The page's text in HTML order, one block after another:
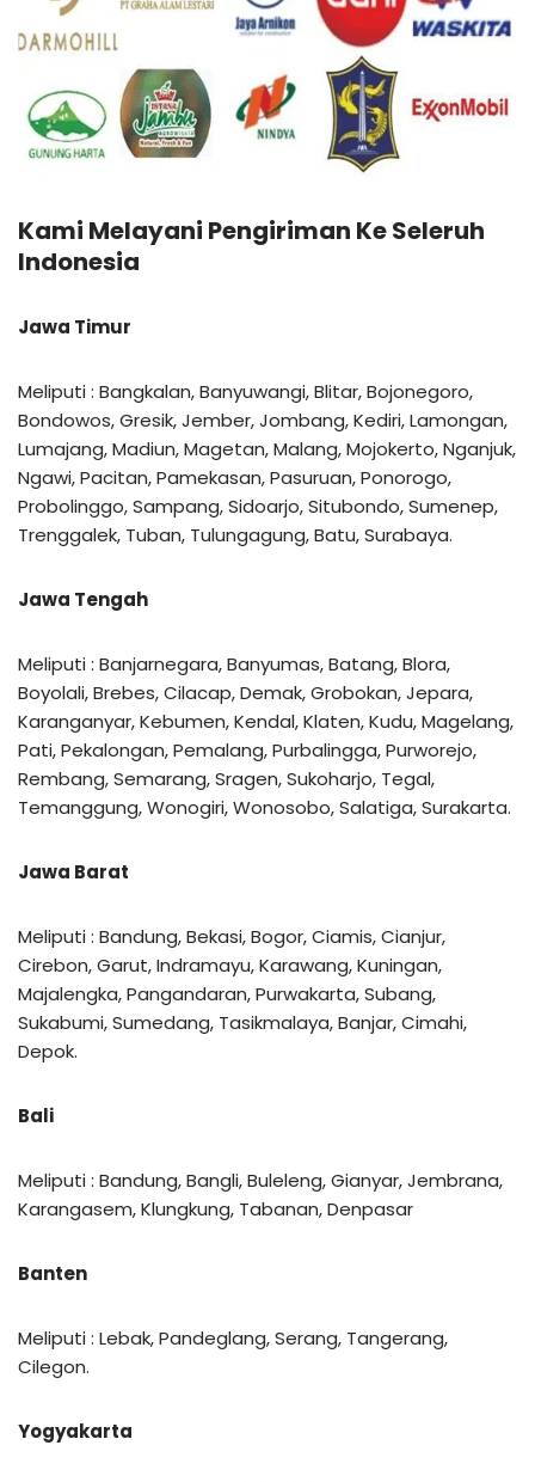
Kami Melayani Pengiriman Ke Seleruh
Indonesia
Jawa Timur
Meliputi : Bangkalan, Banyuwangi, Blitar, Bojonegoro,
Bondowos, Gresik, Jember, Jombang, Kediri, Lamongan,
Lumajang, Madiun, Magetan, Malang, Mojokerto, Nganjuk,
Ngawi, Pacitan, Pamekasan, Pasuruan, Ponorogo,
Probolinggo, Sampang, Sidoarjo, Situbondo, Sumenep,
Trenggalek, Tuban, Tulungagung, Batu, Surabaya.
Jawa Tengah
Meliputi : Banjarnegara, Banyumas, Batang, Blora,
Boyolali, Brebes, Cilacap, Demak, Grobokan, Jepara,
Karanganyar, Kebumen, Kendal, Klaten, Kudu, Magelang,
Pati, Pekalongan, Pemalang, Purbalingga, Purworejo,
Rembang, Semarang, Sragen, Sukoharjo, Tegal,
Temanggung, Wonogiri, Wonosobo, Salatiga, Surakarta.
Jawa Barat
Meliputi : Bandung, Bekasi, Bogor, Ciamis, Cianjur,
Cirebon, Garut, Indramayu, Karawang, Kuningan,
Majalengka, Pangandaran, Purwakarta, Subang,
Sukabumi, Sumedang, Tasikmalaya, Banjar, Cimahi,
Depok.
Bali
Meliputi : Bandung, Bangli, Buleleng, Gianyar, Jembrana,
Karangasem, Klungkung, Tabanan, Denpasar
Banten
Meliputi : Lebak, Pandeglang, Serang, Tangerang,
Cilegon.
Yogyakarta